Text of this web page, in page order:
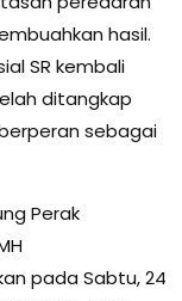
hasil.
SR kembali
ditangkap
sebagai
Perak
pada Sabtu, 24